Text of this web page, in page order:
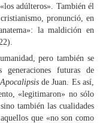
adúlteros». También él
pronunció, en
la maldición en
pero también se
futuras de
de Juan. Es así,
«legitimaron» no sólo
también las cualidades
que «no son como